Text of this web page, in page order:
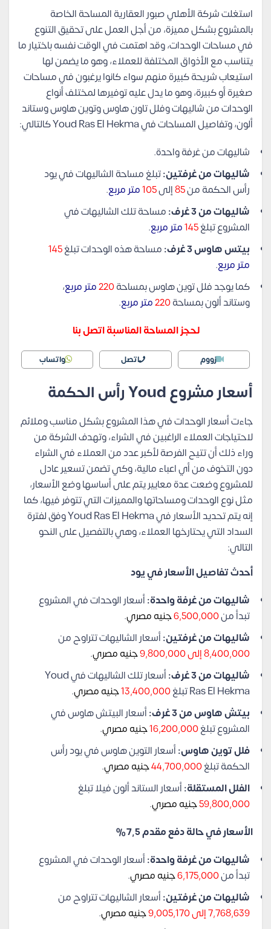
استغلت شركة الأهلي صبور العقارية المساحة الخاصة
بالمشروع بشكل مميزة، من أجل العمل على تحقيق التنوع
في مساحات الوحدات، وقد اهتمت في الوقت نفسه باختيار ما
يتناسب مع الأذواق المختلفة للعملاء، وهو ما يضمن لها
استيعاب شريحة كبيرة منهم سواء كانوا يرغبون في مساحات
صغيرة أو كبيرة، وهو ما يدل عليه توفيرها لمختلف أنواع
الوحدات من شاليهات وفلل تاون هاوس وتوين هاوس وستاند
ألون، وتفاصيل المساحات في Youd Ras El Hekma كالتالي:
شاليهات من غرفة واحدة.
شاليهات من غرفتين:تبلغ مساحة الشاليهات في يود
رأس الحكمة من85إلى105متر مربع.
شاليهات من 3 غرف:
مساحة تلك الشاليهات في
المشروع تبلغ145متر مربع.
بيتس هاوس 3 غرف:
مساحة هذه الوحدات تبلغ145
متر مربع.
كما يوجد فلل توين هاوس بمساحة220متر مربع،
وستاند ألون بمساحة220متر مربع.
لحجز المساحة المناسبة اتصل بنا
زووم اتصل واتساب
أسعار مشروع Youd رأس الحكمة
جاءت أسعار الوحدات في هذا المشروع بشكل مناسب وملائم
لاحتياجات العملاء الراغبين في الشراء، وتهدف الشركة من
وراء ذلك أن تتيح الفرصة لأكبر عدد من العملاء في الشراء
دون التخوف من أي اعباء مالية، وكي تضمن تسعير عادل
للمشروع وضعت عدة معايير يتم على أساسها وضع الأسعار،
مثل نوع الوحدات ومساحاتها والمميزات التي تتوفر فيها، كما
إنه يتم تحديد الأسعار في Youd Ras El Hekma وفق لفترة
السداد التي يحتارخها العملاء، وهي بالتفصيل على النحو
التالي:
أحدث تفاصيل الأسعار في يود
شاليهات من غرفة واحدة:أسعار الوحدات في المشروع
تبدأ من
جنيه مصري.
شاليهات من غرفتين:أسعار الشاليهات تتراوح من
8,400,000 إلى 9,800,000
جنيه مصري.
شاليهات من 3 غرف:
أسعار تلك الشاليهات في Youd
Ras El Hekma تبلغ
13,400,000جنيه مصري.
بيتش هاوس من 3 غرف:
أسعار البيتش هاوس في
المشروع تبلغ16,200,000جنيه مصري.
فلل توين هاوس:أسعار التوين هاوس في يود رأس
الحكمة تبلغ44,700,000جنيه مصري.
الفلل المستقلة:أسعار الستاند ألون فيلا تبلغ
59,800,000جنيه مصري.
الأسعار في حالة دفع مقدم 7,5%
شاليهات من غرفة واحدة:أسعار الوحدات في المشروع
تبدأ من
جنيه مصري.
شاليهات من غرفتين:أسعار الشاليهات تتراوح من
7,768,639 إلى 9,005,170
جنيه مصري.